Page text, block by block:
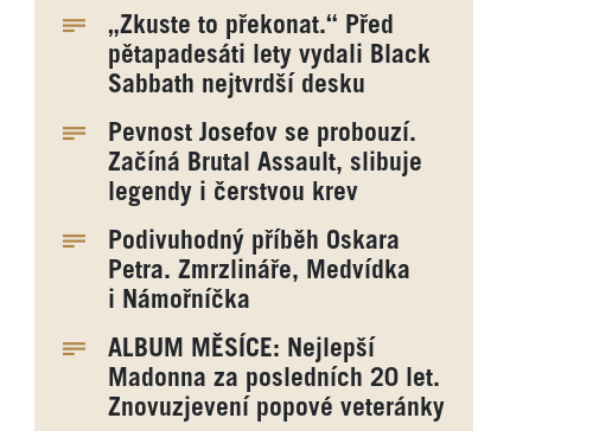
„Zkuste to překonat.“ Před
pětapadesáti lety vydali Black
Sabbath nejtvrdší desku
Pevnost Josefov se probouzí.
Začíná Brutal Assault, slibuje
legendy i čerstvou krev
Podivuhodný příběh Oskara
Petra. Zmrzlináře, Medvídka
i Námořníčka
ALBUM MĚSÍCE: Nejlepší
Madonna za posledních 20 let.
Znovuzjevení popové veteránky